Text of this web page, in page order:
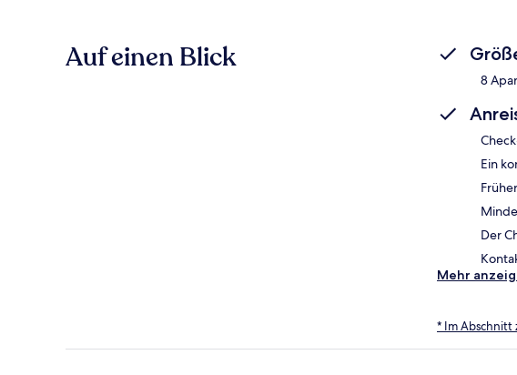
Auf einen Blick
8
Ein
Der
Mehr
* Im Abschnitt